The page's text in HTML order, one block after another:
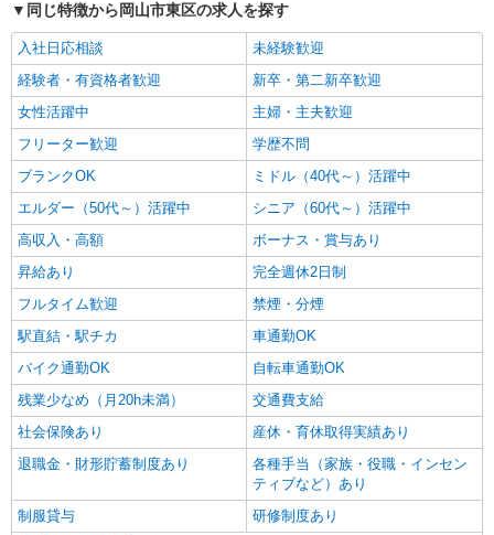
同じ特徴から岡山市東区の求人を探す
入社日応相談
未経験歓迎
経験者・有資格者歓迎
新卒・第二新卒歓迎
女性活躍中
主婦・主夫歓迎
フリーター歓迎
学歴不問
ブランクOK
ミドル（40代～）活躍中
エルダー（50代～）活躍中
シニア（60代～）活躍中
高収入・高額
ボーナス・賞与あり
昇給あり
完全週休2日制
フルタイム歓迎
禁煙・分煙
駅直結・駅チカ
車通勤OK
バイク通勤OK
自転車通勤OK
残業少なめ（月20h未満）
交通費支給
社会保険あり
産休・育休取得実績あり
退職金・財形貯蓄制度あり
各種手当（家族・役職・インセン
ティブなど）あり
制服貸与
研修制度あり